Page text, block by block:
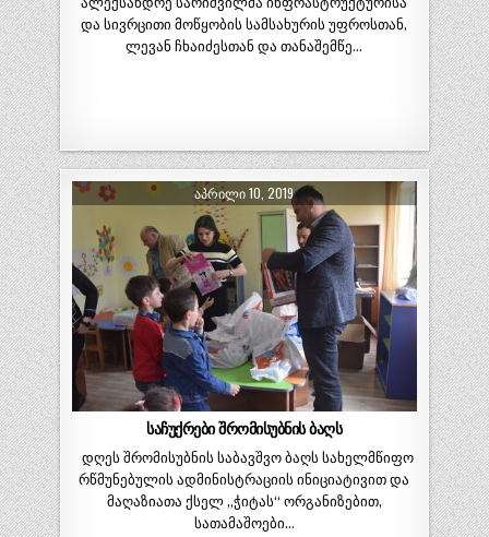
და სივრცითი მოწყობის სამსახურის უფროსთან,
ლევან ჩხაიძესთან და თანაშემწე…
ᲐᲞᲠᲘᲚᲘ 10, 2019
საჩუქრები შრომისუბნის ბაღს
დღეს შრომისუბნის საბავშვო ბაღს სახელმწიფო
რწმუნებულის ადმინისტრაციის ინიციატივით და
მაღაზიათა ქსელ „ჭიტას“ ორგანიზებით,
სათამაშოები…